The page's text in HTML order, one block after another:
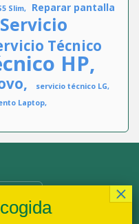
Slim
Reparar pantalla
Servicio
Técnico
HP
servicio técnico LG
Laptop